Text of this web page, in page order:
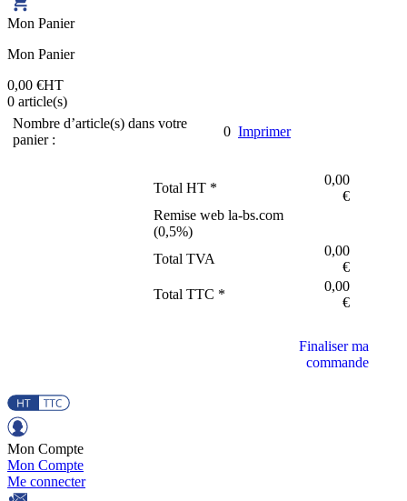
Mon Panier
Mon Panier
0,00 €HT
0 article(s)
Nombre d’article(s) dans votre
panier :
0 Imprimer
Total HT *
0,00
€
Remise web la-bs.com
(0,5%)
Total TVA
0,00
€
Total TTC *
0,00
€
Finaliser ma
commande
Mon Compte
Mon Compte
Me connecter